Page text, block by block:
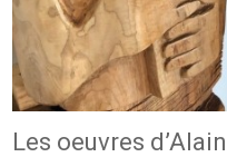
Les oeuvres